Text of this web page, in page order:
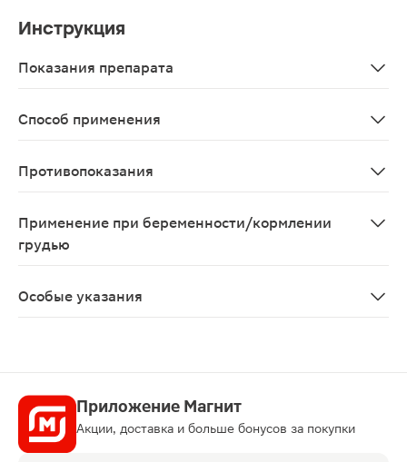
Инструкция
Показания препарата
Способ применения
Противопоказания
Применение при беременности/кормлении
грудью
Особые указания
Приложение Магнит
Акции, доставка и больше бонусов за покупки